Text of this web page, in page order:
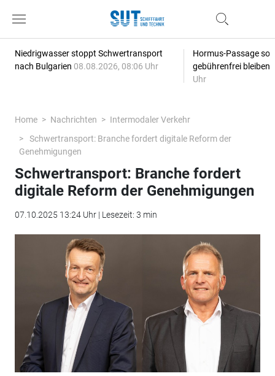
Niedrigwasser stoppt Schwertransport
nach Bulgarien 08.08.2026, 08:06 Uhr
Hormus-Passage
gebührenfrei bleiben
Uhr
Home Nachrichten
Intermodaler Verkehr
Schwertransport: Branche fordert digitale Reform der
Genehmigungen
Schwertransport: Branche fordert
digitale Reform der Genehmigungen
07.10.2025 13:24 Uhr | Lesezeit: 3 min